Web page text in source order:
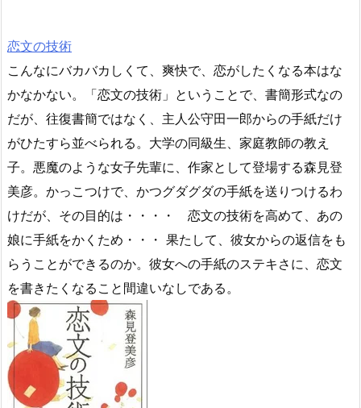
恋文の技術
こんなにバカバカしくて、爽快で、恋がしたくなる本はな
かなかない。「恋文の技術」ということで、書簡形式なの
だが、往復書簡ではなく、主人公守田一郎からの手紙だけ
がひたすら並べられる。大学の同級生、家庭教師の教え
子。悪魔のような女子先輩に、作家として登場する森見登
美彦。かっこつけで、かつグダグダの手紙を送りつけるわ
けだが、その目的は・・・・ 恋文の技術を高めて、あの
娘に手紙をかくため・・・ 果たして、彼女からの返信をも
らうことができるのか。彼女への手紙のステキさに、恋文
を書きたくなること間違いなしである。